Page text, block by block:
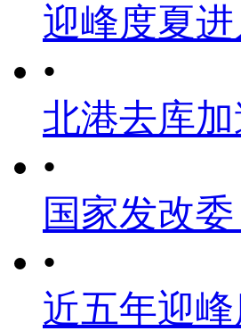
迎峰度夏
•
北港去库
•
国家发改
•
近五年迎